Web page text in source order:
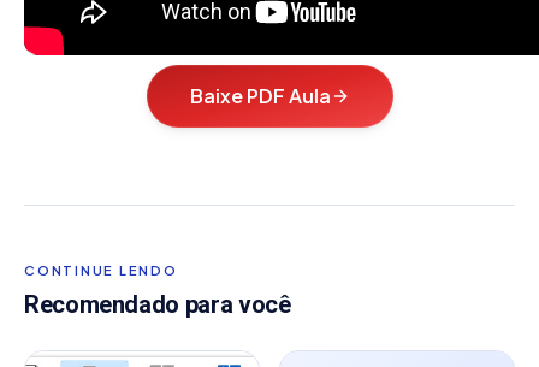
Baixe PDF Aula
CONTINUE LENDO
Recomendado para você